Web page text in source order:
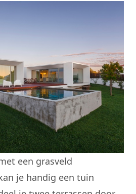
een grasveld
je handig een tuin